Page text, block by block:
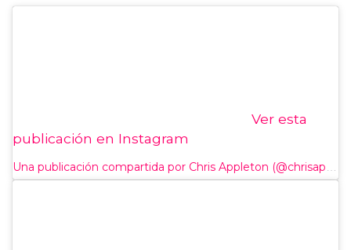
Ver esta
publicación en Instagram